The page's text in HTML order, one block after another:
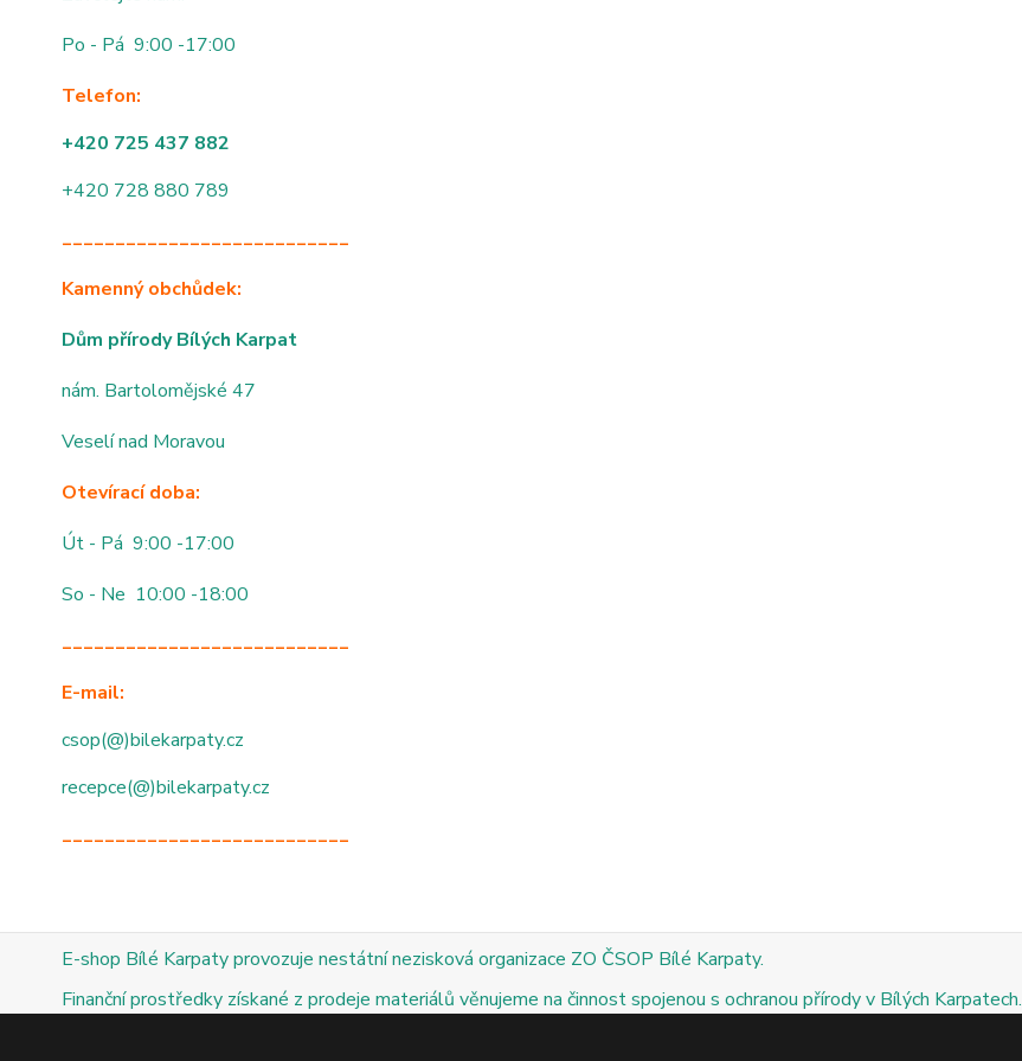
Po - Pá 9:00 -17:00
Telefon:
+420 725 437 882
+420 728 880 789
___________________________
Kamenný obchůdek:
Dům přírody Bílých Karpat
nám. Bartolomějské 47
Veselí nad Moravou
Otevírací doba:
Út - Pá 9:00 -17:00
So - Ne 10:00 -18:00
___________________________
E-mail:
csop(@)bilekarpaty.cz
recepce(@)bilekarpaty.cz
___________________________
E-shop Bílé Karpaty provozuje nestátní nezisková organizace ZO ČSOP Bílé Karpaty.
Finanční prostředky získané z prodeje materiálů věnujeme na činnost spojenou s ochranou přírody v Bílých Karpatech.